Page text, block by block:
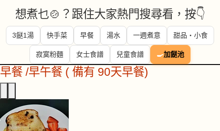
想煮乜🍲？跟住大家熱門搜尋看，按👇
3餸1湯 快手菜 早餐 湯水 一週煮意 甜品・小食
寂寞粉麵 女士食譜 兒童食譜 🍳加餸池
早餐 /早午餐 ( 備有 90天早餐)